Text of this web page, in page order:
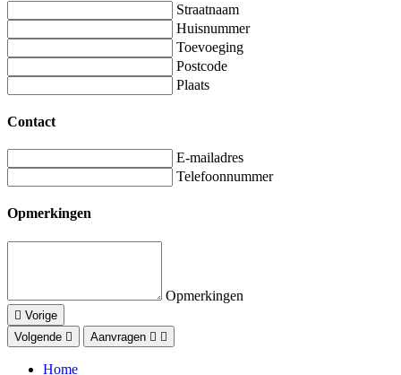
Straatnaam
Huisnummer
Toevoeging
Postcode
Plaats
Contact
E-mailadres
Telefoonnummer
Opmerkingen
Opmerkingen
Vorige
Volgende
Aanvragen
Home